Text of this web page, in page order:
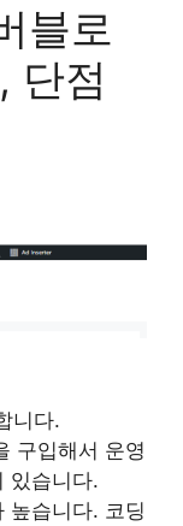
블로
단점
니다.
구입해서 운영
있습니다.
높습니다. 코딩